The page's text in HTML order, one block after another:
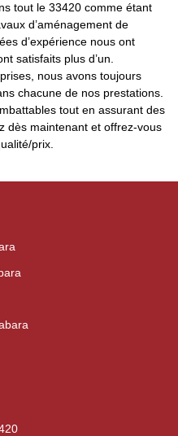
tout le 33420 comme étant
d’aménagement de
d’expérience nous ont
satisfaits plus d’un.
nous avons toujours
chacune de nos prestations.
tout en assurant des
dès maintenant et offrez-vous
prix.